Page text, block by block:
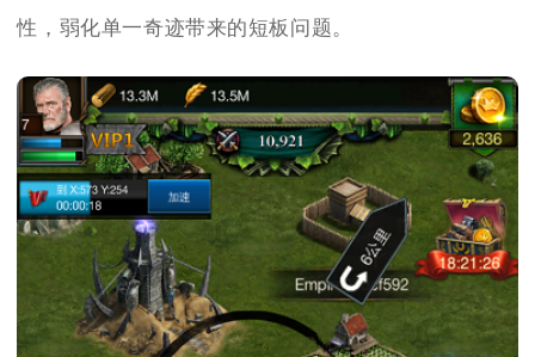
性，弱化单一奇迹带来的短板问题。